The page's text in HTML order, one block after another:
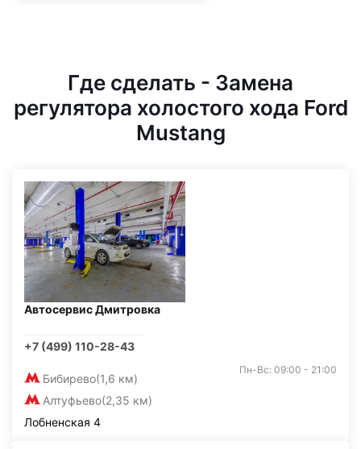
Где сделать - Замена
регулятора холостого хода Ford
Mustang
Автосервис Дмитровка
+7 (499) 110-28-43
Бибирево(1,6 км)
Алтуфьево(2,35 км)
Пн-Вс: 09:00 - 21:00
Лобненская 4